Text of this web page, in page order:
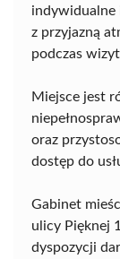
indywidualne
z przyjazną
podczas
Miejsce jest
oraz
dostęp do
Gabinet
ulicy Pięknej
dyspozycji